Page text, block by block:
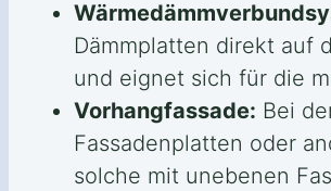
Dämmplatten direkt auf
und eignet sich für die
Vorhangfassade: Bei
Fassadenplatten oder
solche mit unebenen